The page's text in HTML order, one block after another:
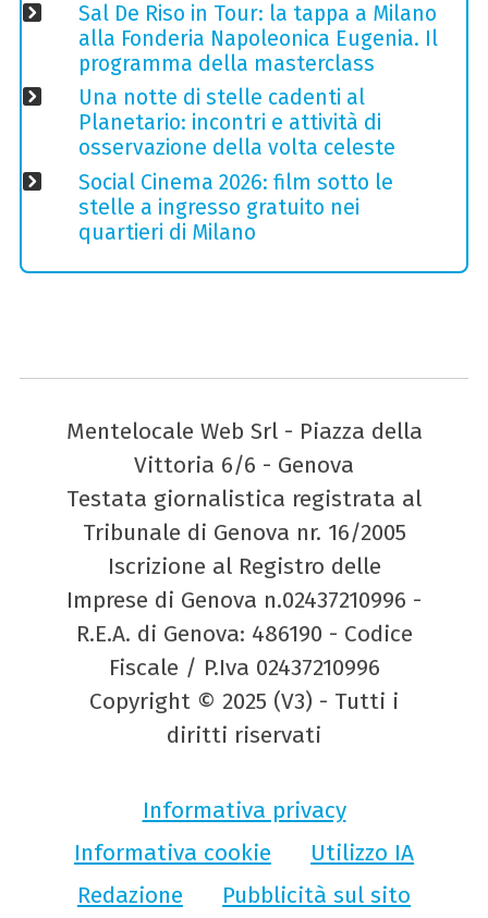
Sal De Riso in Tour: la tappa a Milano
alla Fonderia Napoleonica Eugenia. Il
programma della masterclass
Una notte di stelle cadenti al
Planetario: incontri e attività di
osservazione della volta celeste
Social Cinema 2026: film sotto le
stelle a ingresso gratuito nei
quartieri di Milano
Mentelocale Web Srl - Piazza della
Vittoria 6/6 - Genova
Testata giornalistica registrata al
Tribunale di Genova nr. 16/2005
Iscrizione al Registro delle
Imprese di Genova n.02437210996 -
R.E.A. di Genova: 486190 - Codice
Fiscale / P.Iva 02437210996
Copyright © 2025 (V3) - Tutti i
diritti riservati
Informativa privacy
Informativa cookie
Utilizzo IA
Redazione
Pubblicità sul sito